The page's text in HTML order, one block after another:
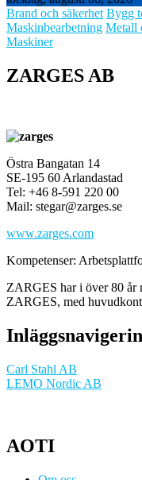
Brand och säkerhet Bygg
Maskinbearbetning Metall
Maskiner
ZARGES AB
Östra Bangatan 14
SE-195 60 Arlandastad
Tel: +46 8-591 220 00
Mail: stegar@zarges.se
www.zarges.com
Kompetenser:
ZARGES har i över 80 år
ZARGES, med
Carl Stahl AB
LEMO Nordic AB
AOTI